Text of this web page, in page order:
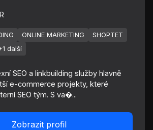
ONLINE MARKETING
SHOPTET
další
SEO a linkbuilding služby hlavně
e-commerce projekty, které
SEO tým. S va�...
Zobrazit profil